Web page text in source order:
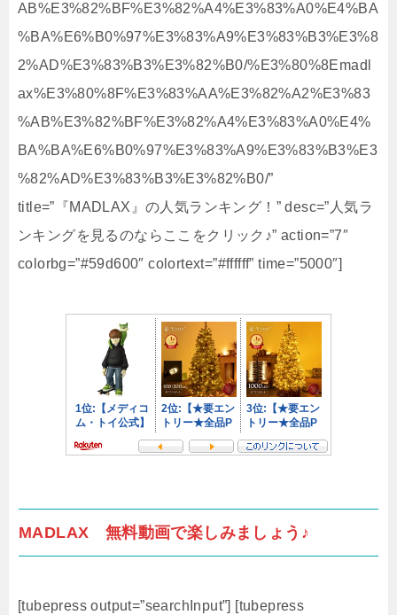
AB%E3%82%BF%E3%82%A4%E3%83%A0%E4%BA
%BA%E6%B0%97%E3%83%A9%E3%83%B3%E3%8
2%AD%E3%83%B3%E3%82%B0/%E3%80%8Emadl
ax%E3%80%8F%E3%83%AA%E3%82%A2%E3%83
%AB%E3%82%BF%E3%82%A4%E3%83%A0%E4%
BA%BA%E6%B0%97%E3%83%A9%E3%83%B3%E3
%82%AD%E3%83%B3%E3%82%B0/”
title=”『MADLAX』の人気ランキング！” desc=”人気ラ
ンキングを見るのならここをクリック♪” action=”7″
colorbg=”#59d600″ colortext=”#ffffff” time=”5000″]
MADLAX 無料動画で楽しみましょう♪
[tubepress output=”searchInput”] [tubepress